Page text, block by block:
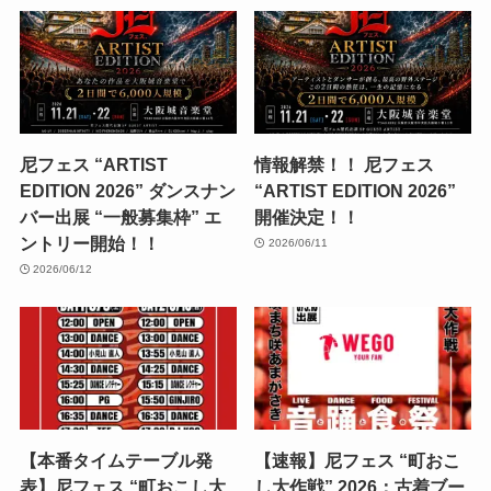
尼フェス “ARTIST
EDITION 2026” ダンスナン
バー出展 “一般募集枠” エ
ントリー開始！！
2026/06/12
情報解禁！！ 尼フェス
“ARTIST EDITION 2026”
開催決定！！
2026/06/11
【本番タイムテーブル発
表】尼フェス “町おこし大
【速報】尼フェス “町おこ
し大作戦” 2026：古着ブー